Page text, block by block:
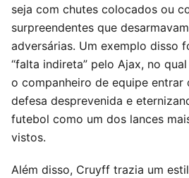
seja com chutes colocados ou
surpreendentes que
adversárias. Um exemplo disso
“falta indireta” pelo Ajax, no
o companheiro de equipe entrar
defesa desprevenida e
futebol como um dos lances
vistos.
Além disso, Cruyff trazia um